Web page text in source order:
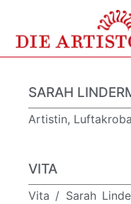
SARAH
Artistin,
VITA
Vita / Sarah